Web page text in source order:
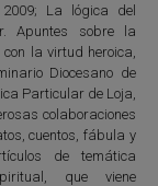
La lógica del
Apuntes sobre la
la virtud heroica,
Diocesano de
Particular de Loja,
colaboraciones
cuentos, fábula y
de temática
que viene